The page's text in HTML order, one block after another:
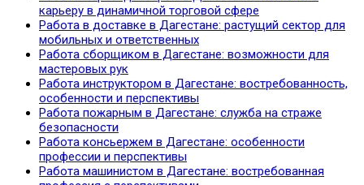
карьеру в динамичной торговой сфере
Работа в доставке в Дагестане: растущий сектор для
мобильных и ответственных
Работа сборщиком в Дагестане: возможности для
мастеровых рук
Работа инструктором в Дагестане: востребованность,
особенности и перспективы
Работа пожарным в Дагестане: служба на страже
безопасности
Работа консьержем в Дагестане: особенности
профессии и перспективы
Работа машинистом в Дагестане: востребованная